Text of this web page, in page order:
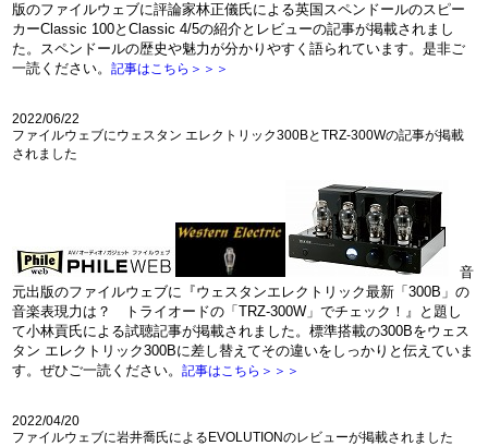
版のファイルウェブに評論家林正儀氏による英国スペンドールのスピー
カーClassic 100とClassic 4/5の紹介とレビューの記事が掲載されまし
た。スペンドールの歴史や魅力が分かりやすく語られています。是非ご
一読ください。記事はこちら＞＞＞
2022/06/22
ファイルウェブにウェスタン エレクトリック300BとTRZ-300Wの記事が掲載
されました
音
元出版のファイルウェブに『ウェスタンエレクトリック最新「300B」の
音楽表現力は？ トライオードの「TRZ-300W」でチェック！』と題し
て小林貢氏による試聴記事が掲載されました。標準搭載の300Bをウェス
タン エレクトリック300Bに差し替えてその違いをしっかりと伝えていま
す。ぜひご一読ください。記事はこちら＞＞＞
2022/04/20
ファイルウェブに岩井喬氏によるEVOLUTIONのレビューが掲載されました